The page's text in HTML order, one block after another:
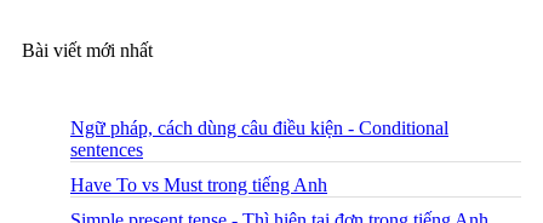
Bài viết mới nhất
Ngữ pháp, cách dùng câu điều kiện - Conditional
sentences
Have To vs Must trong tiếng Anh